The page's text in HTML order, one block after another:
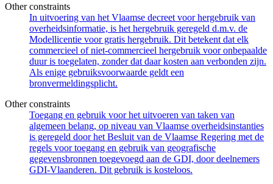
Other constraints
In uitvoering van het Vlaamse decreet voor hergebruik van
overheidsinformatie, is het hergebruik geregeld d.m.v. de
Modellicentie voor gratis hergebruik. Dit betekent dat elk
commercieel of niet-commercieel hergebruik voor onbepaalde
duur is toegelaten, zonder dat daar kosten aan verbonden zijn.
Als enige gebruiksvoorwaarde geldt een
bronvermeldingsplicht.
Other constraints
Toegang en gebruik voor het uitvoeren van taken van
algemeen belang, op niveau van Vlaamse overheidsinstanties
is geregeld door het Besluit van de Vlaamse Regering met de
regels voor toegang en gebruik van geografische
gegevensbronnen toegevoegd aan de GDI, door deelnemers
GDI-Vlaanderen. Dit gebruik is kosteloos.